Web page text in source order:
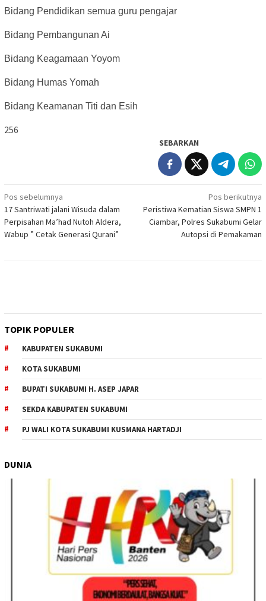
Bidang Pendidikan semua guru pengajar
Bidang Pembangunan Ai
Bidang Keagamaan Yoyom
Bidang Humas Yomah
Bidang Keamanan Titi dan Esih
256
SEBARKAN
Navigasi
pos
Pos sebelumnya
17 Santriwati jalani Wisuda dalam
Perpisahan Ma’had Nutoh Aldera,
Wabup ” Cetak Generasi Qurani”
Pos berikutnya
Peristiwa Kematian Siswa SMPN 1
Ciambar, Polres Sukabumi Gelar
Autopsi di Pemakaman
TOPIK POPULER
KABUPATEN SUKABUMI
KOTA SUKABUMI
BUPATI SUKABUMI H. ASEP JAPAR
SEKDA KABUPATEN SUKABUMI
PJ WALI KOTA SUKABUMI KUSMANA HARTADJI
DUNIA